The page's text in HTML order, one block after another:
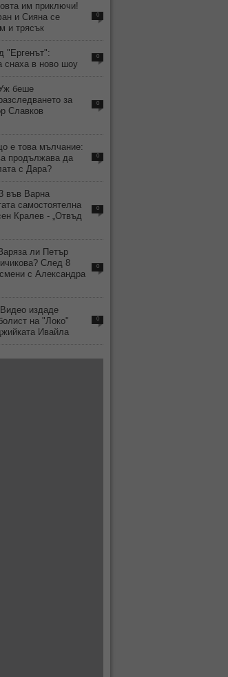
им приключи!
и Сияна се
и трясък
0
"Ергенът":
снаха в ново шоу
0
беше
за
Славков
0
е това мълчание:
продължава да
с Дара?
0
във Варна
самостоятелна
Кралев - „Отвъд
0
ли Петър
След 8
с Александра
0
Видео издаде
на "Локо"
Ивайла
0